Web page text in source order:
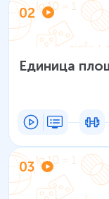
02
Единица
03